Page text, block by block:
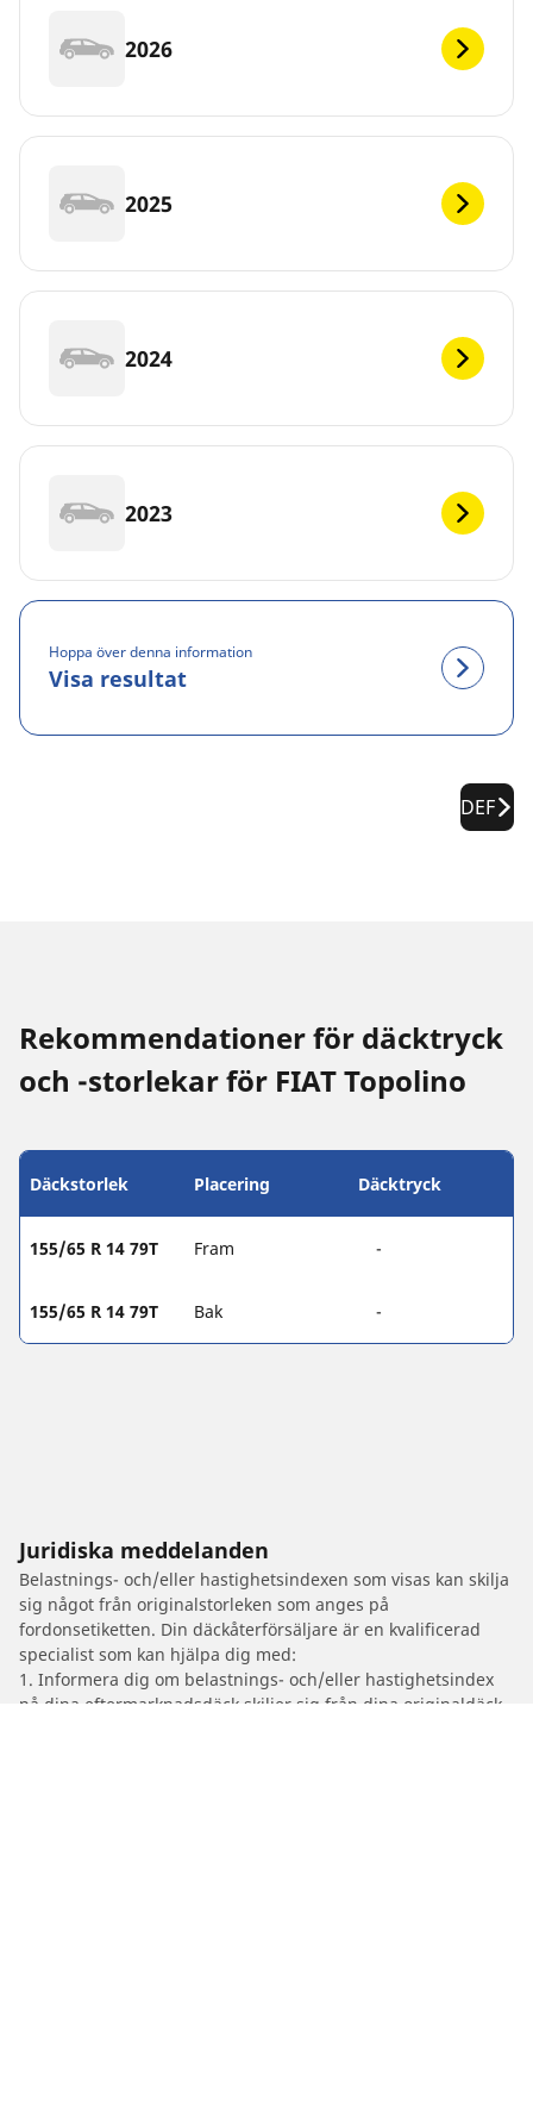
2026
2025
2024
2023
Hoppa över denna information
Visa resultat
DEF
Rekommendationer för däcktryck
och -storlekar för FIAT Topolino
Däckstorlek Placering Däcktryck
155/65 R 14 79T Fram -
155/65 R 14 79T Bak -
Juridiska meddelanden
Belastnings- och/eller hastighetsindexen som visas kan skilja
sig något från originalstorleken som anges på
fordonsetiketten. Din däckåterförsäljare är en kvalificerad
specialist som kan hjälpa dig med:
1. Informera dig om belastnings- och/eller hastighetsindex
på dina eftermarknadsdäck skiljer sig från dina originaldäck.